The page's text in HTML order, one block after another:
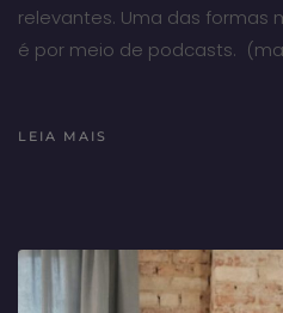
relevantes. Uma das formas
é por meio de podcasts.
LEIA MAIS